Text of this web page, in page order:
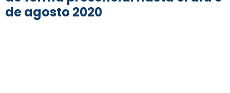
de agosto 2020